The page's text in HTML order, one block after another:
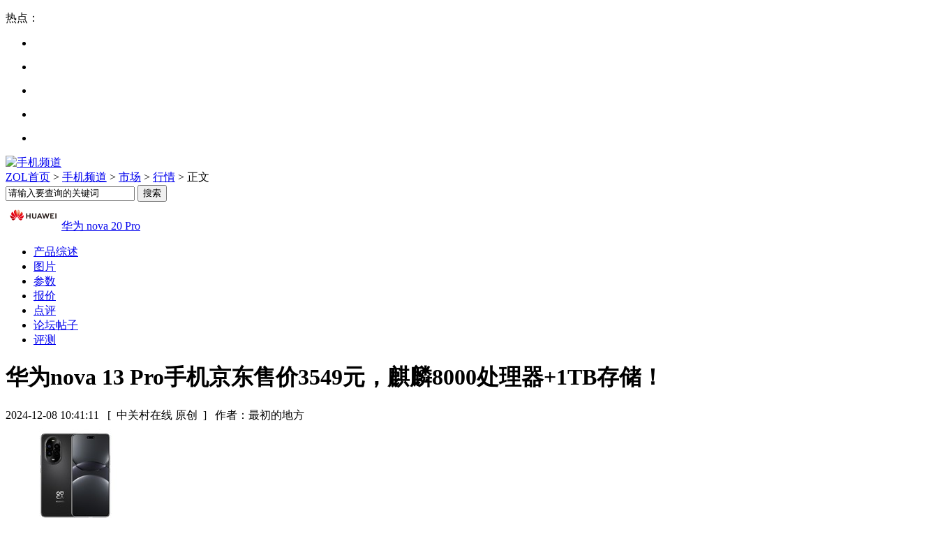
热点：
ZOL首页 > 手机频道 > 市场 > 行情 > 正文
华为 nova 20 Pro
产品综述
图片
参数
报价
点评
论坛帖子
评测
华为nova 13 Pro手机京东售价3549元，麒麟8000处理器+1TB存储！
2024-12-08 10:41:11 [ 中关村在线 原创 ] 作者：最初的地方